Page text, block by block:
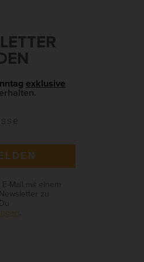
exklusive
Mail mit einem
zu
.